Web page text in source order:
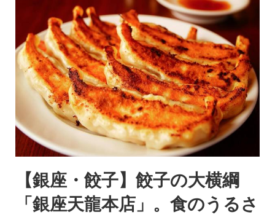
【銀座・餃子】餃子の大横綱
「銀座天龍本店」。食のうるさ